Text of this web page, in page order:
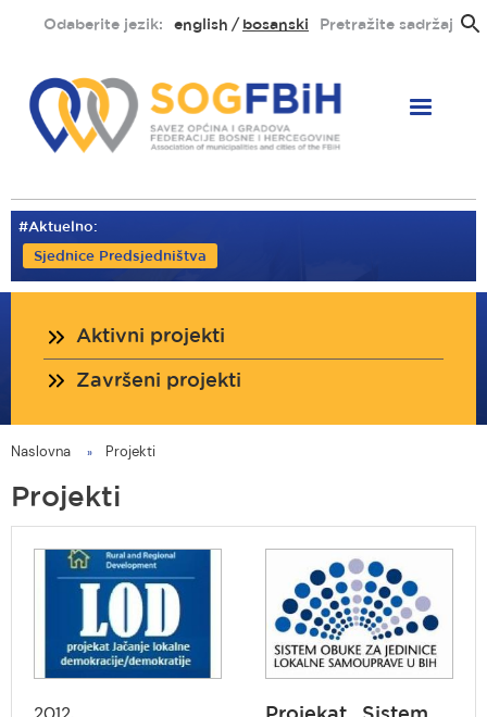
sadržaj
Odaberite jezik: english bosanski Pretražite sadržaj
#Aktuelno:
Sjednice Predsjedništva
Aktivni projekti
Završeni projekti
You
are
here
Naslovna Projekti
Projekti